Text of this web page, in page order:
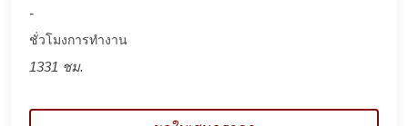
-
ชั่วโมงการทำงาน
1331 ชม.